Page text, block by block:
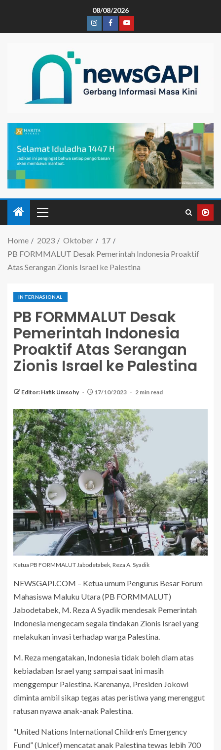
08/08/2026
Home 2023 Oktober
17
PB FORMMALUT Desak Pemerintah Indonesia Proaktif
Atas Serangan Zionis Israel ke Palestina
INTERNASIONAL
PB FORMMALUT Desak
Pemerintah Indonesia
Proaktif Atas Serangan
Zionis Israel ke Palestina
Editor: Hafik Umsohy 17/10/2023 2 min read
Ketua PB FORMMALUT Jabodetabek, Reza A. Syadik
NEWSGAPI.COM – Ketua umum Pengurus Besar Forum
Mahasiswa Maluku Utara (PB FORMMALUT)
Jabodetabek, M. Reza A Syadik mendesak Pemerintah
Indonesia mengecam segala tindakan Zionis Israel yang
melakukan invasi terhadap warga Palestina.
M. Reza mengatakan, Indonesia tidak boleh diam atas
kebiadaban Israel yang sampai saat ini masih
menggempur Palestina. Karenanya, Presiden Jokowi
diminta ambil sikap tegas atas peristiwa yang merenggut
ratusan nyawa anak-anak Palestina.
“United Nations International Children’s Emergency
Fund” (Unicef) mencatat anak Palestina tewas lebih 700